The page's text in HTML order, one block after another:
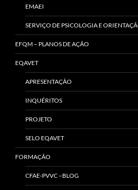
EMAEI
SERVIÇO DE PSICOLOGIA E
EFQM – PLANOS DE AÇÃO
EQAVET
APRESENTAÇÃO
INQUÉRITOS
PROJETO
SELO EQAVET
FORMAÇÃO
CFAE-PVVC –BLOG